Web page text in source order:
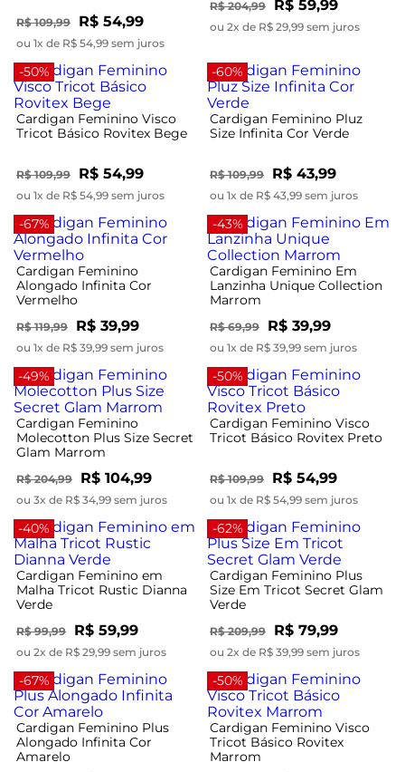
R$ 109,99 R$ 54,99
ou 1x de R$ 54,99 sem juros
R$ 204,99 R$ 59,99
ou 2x de R$ 29,99 sem juros
-50%
Cardigan Feminino Visco
Tricot Básico Rovitex Bege
R$ 109,99 R$ 54,99
ou 1x de R$ 54,99 sem juros
-60%
Cardigan Feminino Pluz
Size Infinita Cor Verde
R$ 109,99 R$ 43,99
ou 1x de R$ 43,99 sem juros
-67%
Cardigan Feminino
Alongado Infinita Cor
Vermelho
R$ 119,99 R$ 39,99
ou 1x de R$ 39,99 sem juros
-43%
Cardigan Feminino Em
Lanzinha Unique Collection
Marrom
R$ 69,99 R$ 39,99
ou 1x de R$ 39,99 sem juros
-49%
Cardigan Feminino
Molecotton Plus Size Secret
Glam Marrom
R$ 204,99 R$ 104,99
ou 3x de R$ 34,99 sem juros
-50%
Cardigan Feminino Visco
Tricot Básico Rovitex Preto
R$ 109,99 R$ 54,99
ou 1x de R$ 54,99 sem juros
-40%
Cardigan Feminino em
Malha Tricot Rustic Dianna
Verde
R$ 99,99 R$ 59,99
ou 2x de R$ 29,99 sem juros
-62%
Cardigan Feminino Plus
Size Em Tricot Secret Glam
Verde
R$ 209,99 R$ 79,99
ou 2x de R$ 39,99 sem juros
-67%
Cardigan Feminino Plus
Alongado Infinita Cor
Amarelo
-50%
Cardigan Feminino Visco
Tricot Básico Rovitex
Marrom